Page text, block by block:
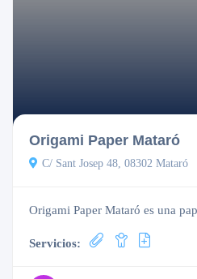
Origami Paper Mataró
C/ Sant Josep 48, 08302 Mataró
Origami Paper Mataró es una
Servicios: